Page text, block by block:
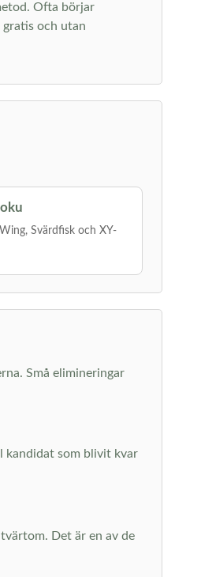
Ofta börjar
och utan
Svärdfisk och XY-
Små elimineringar
kandidat som blivit kvar
Det är en av de